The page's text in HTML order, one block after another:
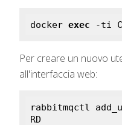
docker exec -ti
Per creare un nuovo
all'interfaccia web:
rabbitmqctl
RD